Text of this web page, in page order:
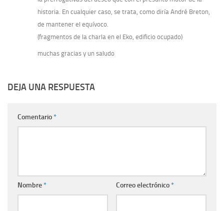
historia. En cualquier caso, se trata, como diría André Breton,
de mantener el equívoco.
(fragmentos de la charla en el Eko, edificio ocupado)
muchas gracias y un saludo
DEJA UNA RESPUESTA
Comentario*
Nombre* Correo electrónico*